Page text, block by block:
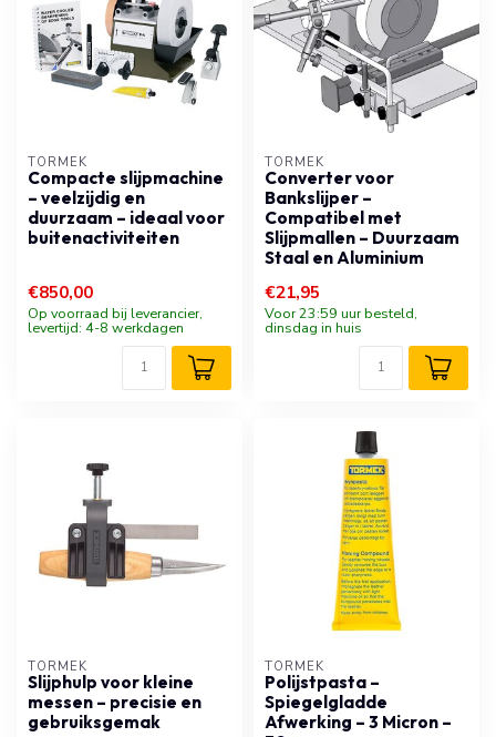
TORMEK
Compacte slijpmachine
– veelzijdig en
duurzaam – ideaal voor
buitenactiviteiten
€850,00
Op voorraad bij leverancier,
levertijd: 4-8 werkdagen
TORMEK
Converter voor
Bankslijper –
Compatibel met
Slijpmallen – Duurzaam
Staal en Aluminium
€21,95
Voor 23:59 uur besteld,
dinsdag in huis
TORMEK
Slijphulp voor kleine
messen – precisie en
gebruiksgemak
TORMEK
Polijstpasta –
Spiegelgladde
Afwerking – 3 Micron –